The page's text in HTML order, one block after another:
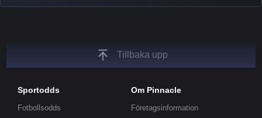
unique insights on the latest esports events.
Tillbaka upp
Sportodds
Fotbollsodds
Om Pinnacle
Företagsinformation